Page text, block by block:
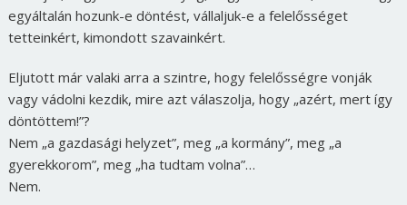
egyáltalán hozunk-e döntést, vállaljuk-e a felelősséget
tetteinkért, kimondott szavainkért.
Eljutott már valaki arra a szintre, hogy felelősségre vonják
vagy vádolni kezdik, mire azt válaszolja, hogy „azért, mert így
döntöttem!”?
Nem „a gazdasági helyzet”, meg „a kormány”, meg „a
gyerekkorom”, meg „ha tudtam volna”…
Nem.